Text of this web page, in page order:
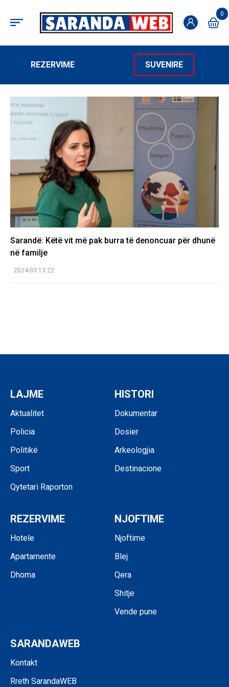
0
REZERVIME SUVENIRE
Sarandë: Këtë vit më pak burra të denoncuar për dhunë
në familje
2024-03 13:22
LAJME
Aktualitet
Policia
Politikë
Sport
Qytetari Raporton
HISTORI
Dokumentar
Dosier
Arkeologjia
Destinacione
REZERVIME
Hotele
Apartamente
Dhoma
NJOFTIME
Njoftime
Blej
Qera
Shitje
Vende pune
SARANDAWEB
Kontakt
Rreth SarandaWEB